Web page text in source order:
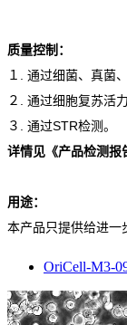
质量控制：
１. 通过细菌、真菌
２. 通过细胞复苏活力
３. 通过STR检测。
详情见《产品检测报
用途：
本产品只提供给进一
OriCell-M3-